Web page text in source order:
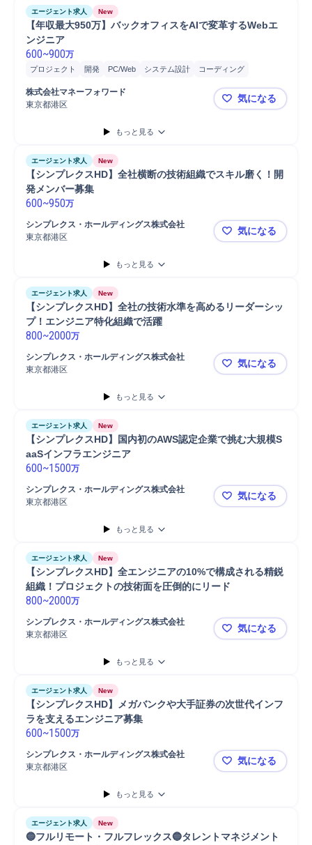
エージェント求人 New
【年収最大950万】バックオフィスをAIで変革するWebエ
ンジニア
600~900万
プロジェクト 開発 PC/Web システム設計
コーディング
要件定義
株式会社マネーフォワード
東京都港区
【年収最大
気になる
もっと見る
エージェント求人 New
【シンプレクスHD】全社横断の技術組織でスキル磨く！開
発メンバー募集
600~950万
シンプレクス・ホールディングス株式会社
東京都港区
【シンプレ
気になる
もっと見る
エージェント求人 New
【シンプレクスHD】全社の技術水準を高めるリーダーシッ
プ！エンジニア特化組織で活躍
800~2000万
シンプレクス・ホールディングス株式会社
東京都港区
【シンプレ
気になる
もっと見る
エージェント求人 New
【シンプレクスHD】国内初のAWS認定企業で挑む大規模S
aaSインフラエンジニア
600~1500万
シンプレクス・ホールディングス株式会社
東京都港区
【シンプレ
気になる
もっと見る
エージェント求人 New
【シンプレクスHD】全エンジニアの10%で構成される精鋭
組織！プロジェクトの技術面を圧倒的にリード
800~2000万
シンプレクス・ホールディングス株式会社
東京都港区
【シンプレ
気になる
もっと見る
エージェント求人 New
【シンプレクスHD】メガバンクや大手証券の次世代インフ
ラを支えるエンジニア募集
600~1500万
シンプレクス・ホールディングス株式会社
東京都港区
【シンプレ
気になる
もっと見る
エージェント求人 New
🔵フルリモート・フルフレックス🔵タレントマネジメント